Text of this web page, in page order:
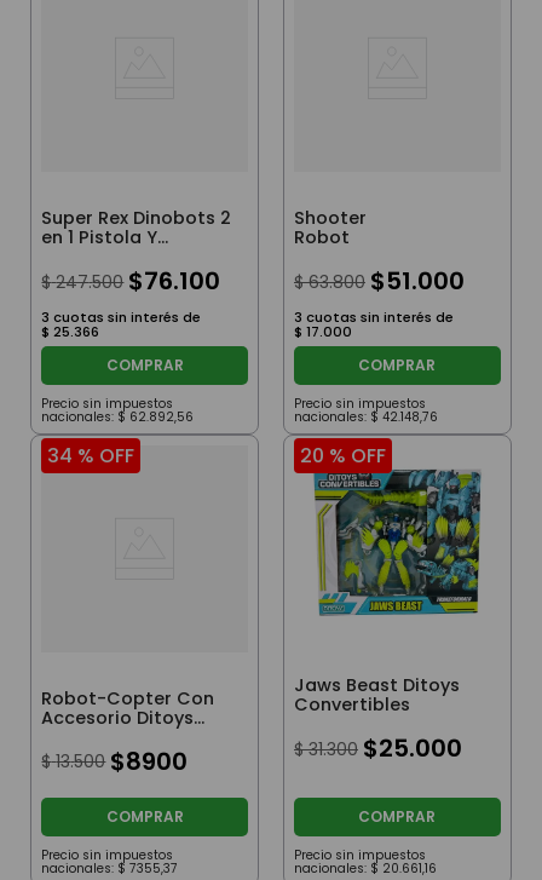
Super Rex Dinobots 2
en 1 Pistola Y
$ 247.500 $76.100
3 cuotas sin interés de
$ 25.366
COMPRAR
Precio sin impuestos
nacionales: $ 62.892,56
Shooter
Robot
$ 63.800 $51.000
3 cuotas sin interés de
$ 17.000
COMPRAR
Precio sin impuestos
nacionales: $ 42.148,76
34 % OFF
Robot-Copter Con
Accesorio Ditoys
Convertibles Blanco
$ 13.500 $8900
COMPRAR
Precio sin impuestos
nacionales: $ 7355,37
20 % OFF
Jaws Beast Ditoys
Convertibles
$ 31.300 $25.000
COMPRAR
Precio sin impuestos
nacionales: $ 20.661,16